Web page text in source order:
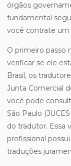
órgãos
fundamental
você contrate um
O primeiro passo
verificar se ele
Brasil, os
Junta Comercial
você pode
São Paulo
do tradutor. Essa
profissional
traduções